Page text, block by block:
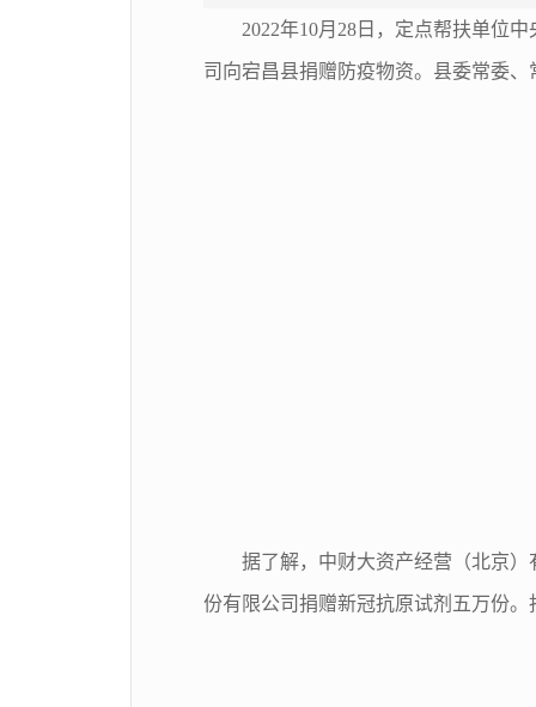
2022年10月28日，定点帮扶单位
司向宕昌县捐赠防疫物资。县委常委
据了解，中财大资产经营（北京
份有限公司捐赠新冠抗原试剂五万份。